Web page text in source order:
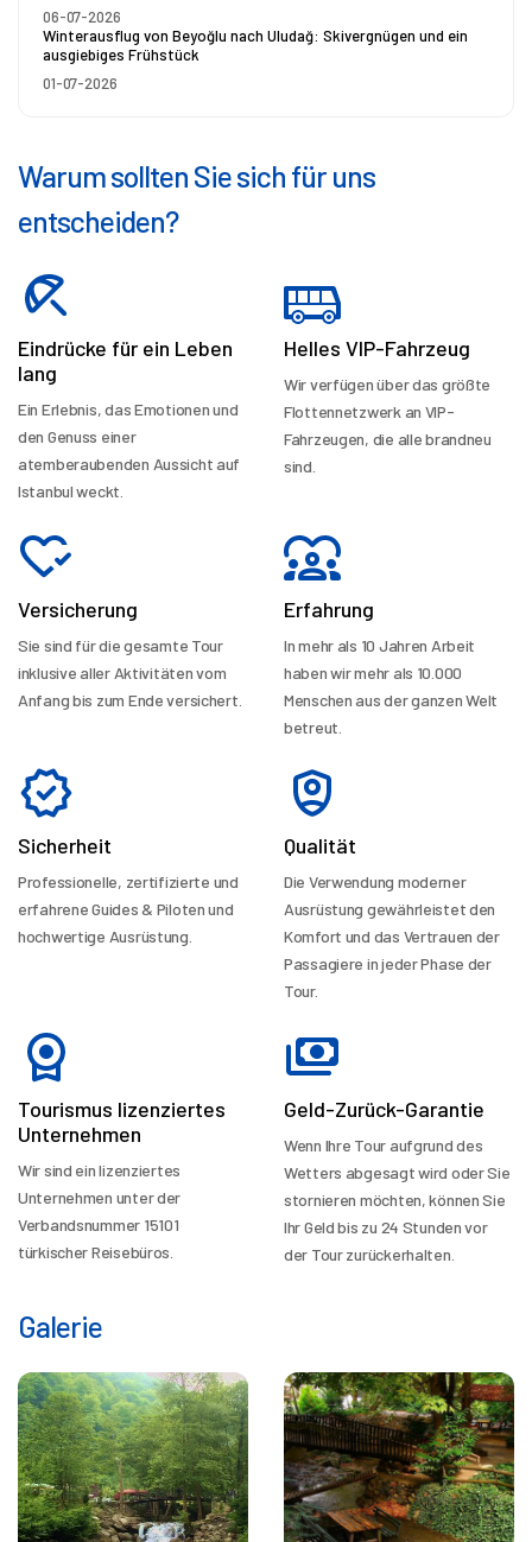
06-07-2026
Winterausflug von Beyoğlu nach Uludağ: Skivergnügen und ein
ausgiebiges Frühstück
01-07-2026
Warum sollten Sie sich für uns
entscheiden?
Eindrücke für ein Leben
lang
Ein Erlebnis, das Emotionen und
den Genuss einer
atemberaubenden Aussicht auf
Istanbul weckt.
Helles VIP-Fahrzeug
Wir verfügen über das größte
Flottennetzwerk an VIP-
Fahrzeugen, die alle brandneu
sind.
Versicherung
Sie sind für die gesamte Tour
inklusive aller Aktivitäten vom
Anfang bis zum Ende versichert.
Erfahrung
In mehr als 10 Jahren Arbeit
haben wir mehr als 10.000
Menschen aus der ganzen Welt
betreut.
Sicherheit
Professionelle, zertifizierte und
erfahrene Guides & Piloten und
hochwertige Ausrüstung.
Qualität
Die Verwendung moderner
Ausrüstung gewährleistet den
Komfort und das Vertrauen der
Passagiere in jeder Phase der
Tour.
Tourismus lizenziertes
Unternehmen
Wir sind ein lizenziertes
Unternehmen unter der
Verbandsnummer 15101
türkischer Reisebüros.
Geld-Zurück-Garantie
Wenn Ihre Tour aufgrund des
Wetters abgesagt wird oder Sie
stornieren möchten, können Sie
Ihr Geld bis zu 24 Stunden vor
der Tour zurückerhalten.
Galerie